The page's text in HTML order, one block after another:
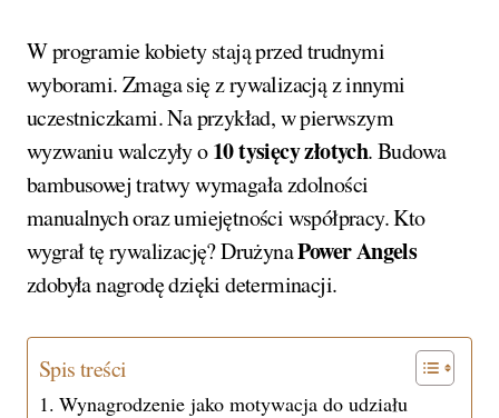
W programie kobiety stają przed trudnymi
wyborami. Zmaga się z rywalizacją z innymi
uczestniczkami. Na przykład, w pierwszym
wyzwaniu walczyły o10 tysięcy złotych. Budowa
bambusowej tratwy wymagała zdolności
manualnych oraz umiejętności współpracy. Kto
wygrał tę rywalizację? DrużynaPower Angels
zdobyła nagrodę dzięki determinacji.
Spis treści
Wynagrodzenie jako motywacja do udziału